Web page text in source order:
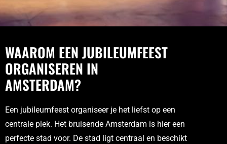
WAAROM EEN JUBILEUMFEEST
ORGANISEREN IN
AMSTERDAM?
Een jubileumfeest organiseer je het liefst op een
centrale plek. Het bruisende Amsterdam is hier een
perfecte stad voor. De stad ligt centraal en beschikt